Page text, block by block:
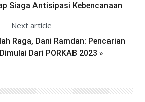
Siaga Antisipasi Kebencanaan
Next article
Raga, Dani Ramdan: Pencarian
Dari PORKAB 2023 »